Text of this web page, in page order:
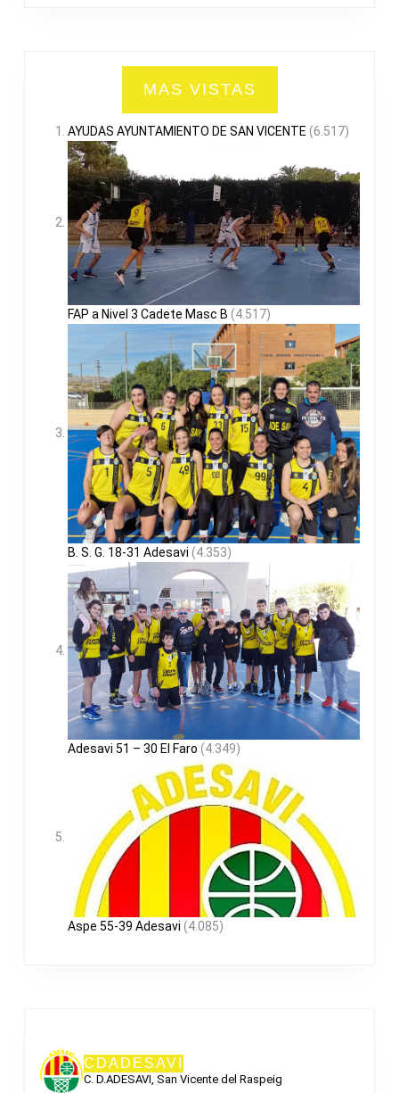
MAS VISTAS
AYUDAS AYUNTAMIENTO DE SAN VICENTE (6.517)
FAP a Nivel 3 Cadete Masc B (4.517)
B. S. G. 18-31 Adesavi (4.353)
Adesavi 51 – 30 El Faro (4.349)
Aspe 55-39 Adesavi (4.085)
CDADESAVI
C. D.ADESAVI, San Vicente del Raspeig